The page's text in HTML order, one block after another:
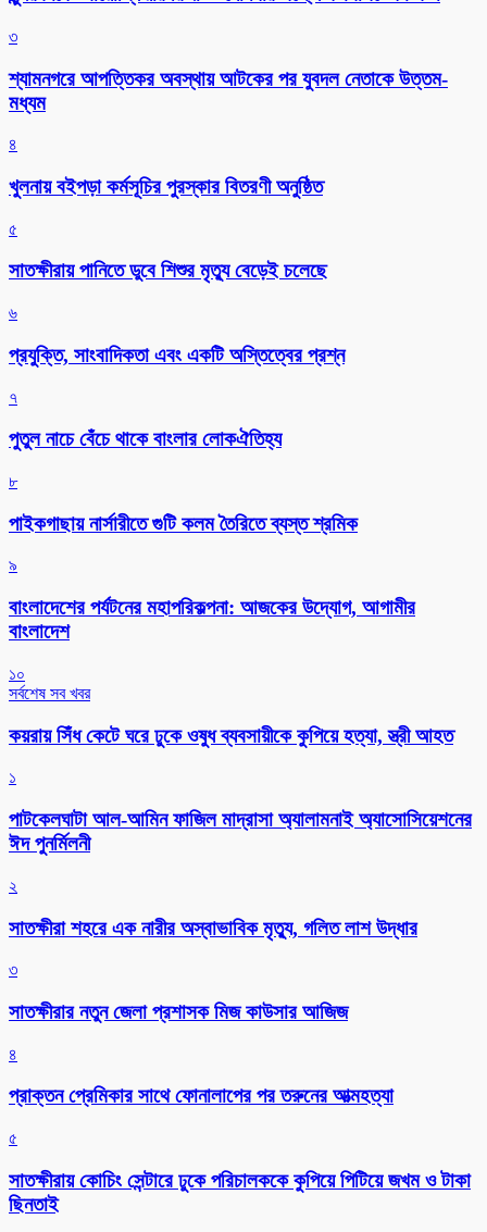
৩
শ্যামনগরে আপত্তিকর অবস্থায় আটকের পর যুবদল নেতাকে উত্তম-
মধ্যম
৪
খুলনায় বইপড়া কর্মসূচির পুরস্কার বিতরণী অনুষ্ঠিত
৫
সাতক্ষীরায় পানিতে ডুবে শিশুর মৃত্যু বেড়েই চলেছে
৬
প্রযুক্তি, সাংবাদিকতা এবং একটি অস্তিত্বের প্রশ্ন
৭
পুতুল নাচে বেঁচে থাকে বাংলার লোকঐতিহ্য
৮
পাইকগাছায় নার্সারীতে গুটি কলম তৈরিতে ব্যস্ত শ্রমিক
৯
বাংলাদেশের পর্যটনের মহাপরিকল্পনা: আজকের উদ্যোগ, আগামীর
বাংলাদেশ
১০
সর্বশেষ সব খবর
কয়রায় সিঁধ কেটে ঘরে ঢুকে ওষুধ ব্যবসায়ীকে কুপিয়ে হত্যা, স্ত্রী আহত
১
পাটকেলঘাটা আল-আমিন ফাজিল মাদ্রাসা অ্যালামনাই অ্যাসোসিয়েশনের
ঈদ পুনর্মিলনী
২
সাতক্ষীরা শহরে এক নারীর অস্বাভাবিক মৃত্যু, গলিত লাশ উদ্ধার
৩
সাতক্ষীরার নতুন জেলা প্রশাসক মিজ কাউসার আজিজ
৪
প্রাক্তন প্রেমিকার সাথে ফোনালাপের পর তরুনের আত্মহত্যা
৫
সাতক্ষীরায় কোচিং সেন্টারে ঢুকে পরিচালককে কুপিয়ে পিটিয়ে জখম ও টাকা
ছিনতাই